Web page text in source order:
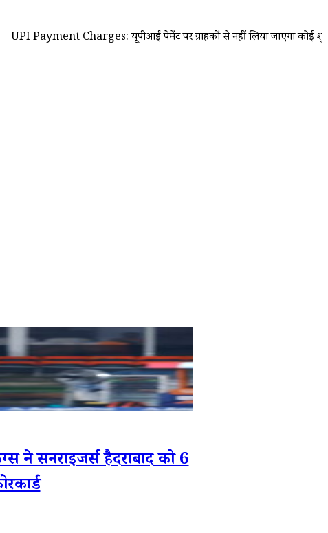
Payment Charges: यूपीआई पेमेंट पर ग्राहकों से नहीं लिया जाएगा कोई शुल्क,
सनराइजर्स हैदराबाद को 6